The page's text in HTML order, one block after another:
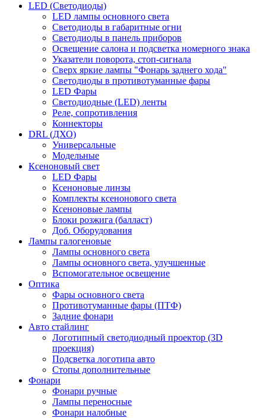
LED (Светодиоды)
LED лампы основного света
Светодиоды в габаритные огни
Светодиоды в панель приборов
Освещение салона и подсветка номерного знака
Указатели поворота, стоп-сигнала
Сверх яркие лампы "Фонарь заднего хода"
Светодиоды в противотуманные фары
LED Фары
Светодиодные (LED) ленты
Реле, сопротивления
Коннекторы
DRL (ДХО)
Универсальные
Модельные
Ксеноновый свет
LED Фары
Ксеноновые линзы
Комплекты ксенонового света
Ксеноновые лампы
Блоки розжига (балласт)
Доб. Оборудования
Лампы галогеновые
Лампы основного света
Лампы основного света, улучшенные
Вспомогательное освещение
Оптика
Фары основного света
Противотуманные фары (ПТФ)
Задние фонари
Авто стайлинг
Логотипный светодиодный проектор (3D
проекция)
Подсветка логотипа авто
Стопы дополнительные
Фонари
Фонари ручные
Лампы переносные
Фонари налобные